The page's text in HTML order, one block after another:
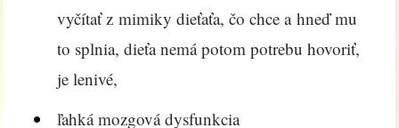
vyčítať z mimiky dieťaťa, čo chce a hneď mu
to splnia, dieťa nemá potom potrebu hovoriť,
je lenivé,
ľahká mozgová dysfunkcia